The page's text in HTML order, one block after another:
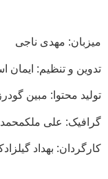
میزبان: مهدی ناجی
تدوین و تنظیم: ایمان
تولید محتوا: مبین
گرافیک: علی
کارگردان: بهداد